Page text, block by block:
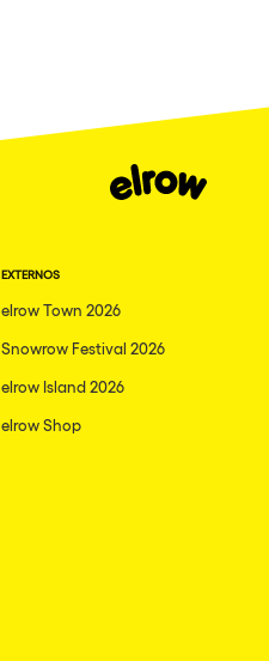
EXTERNOS
elrow Town 2026
Snowrow Festival 2026
elrow Island 2026
elrow Shop